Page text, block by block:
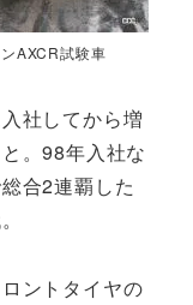
AXCR試験車
社してから増
。98年入社な
合2連覇した
ントタイヤの